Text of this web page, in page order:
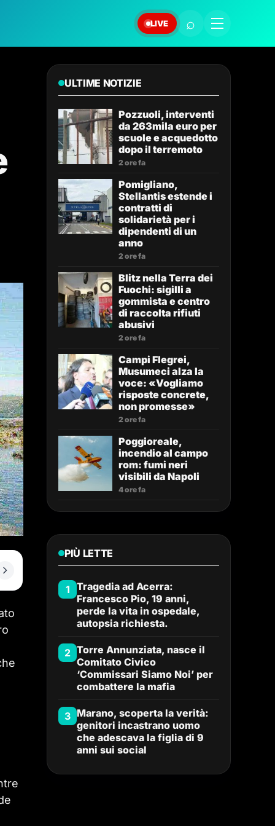
LIVE ⌕
ULTIME NOTIZIE
Pozzuoli, interventi
da 263mila euro per
scuole e acquedotto
dopo il terremoto
2 ore fa
Pomigliano,
Stellantis estende i
contratti di
solidarietà per i
dipendenti di un
anno
2 ore fa
Blitz nella Terra dei
Fuochi: sigilli a
gommista e centro
di raccolta rifiuti
abusivi
2 ore fa
Campi Flegrei,
Musumeci alza la
voce: «Vogliamo
risposte concrete,
non promesse»
2 ore fa
Poggioreale,
incendio al campo
rom: fumi neri
visibili da Napoli
4 ore fa
PIÙ LETTE
1 Tragedia ad Acerra:
Francesco Pio, 19 anni,
perde la vita in ospedale,
autopsia richiesta.
2 Torre Annunziata, nasce il
Comitato Civico
‘Commissari Siamo Noi’ per
combattere la mafia
3 Marano, scoperta la verità:
genitori incastrano uomo
che adescava la figlia di 9
anni sui social